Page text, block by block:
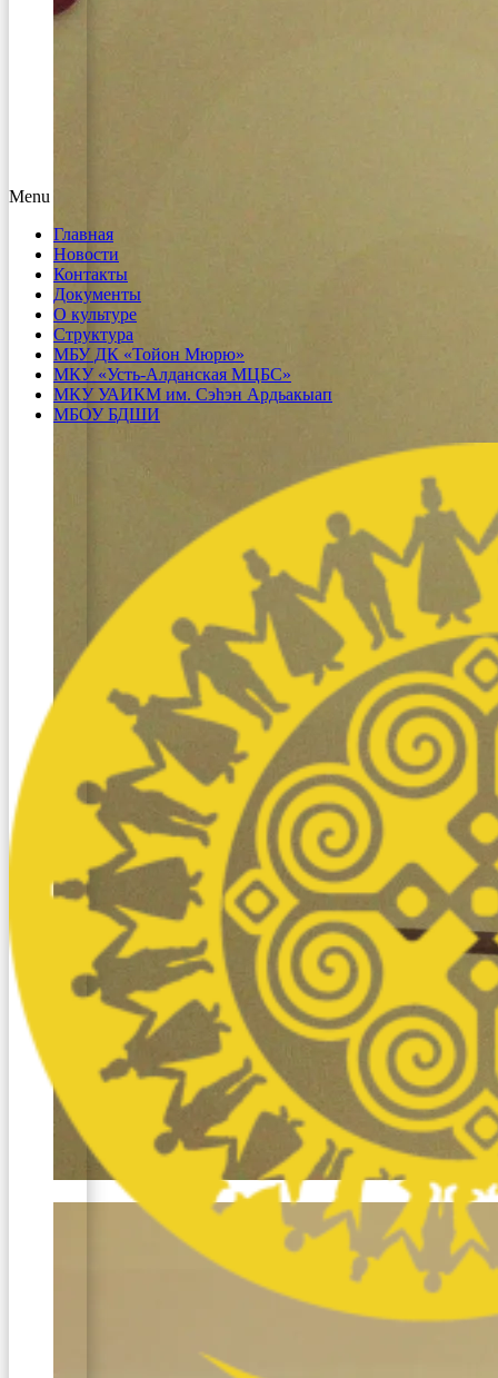
Menu
Главная
Новости
Контакты
Документы
О культуре
Структура
МБУ ДК «Тойон Мюрю»
МКУ «Усть-Алданская МЦБС»
МКУ УАИКМ им. Сэһэн Ардьакыап
МБОУ БДШИ